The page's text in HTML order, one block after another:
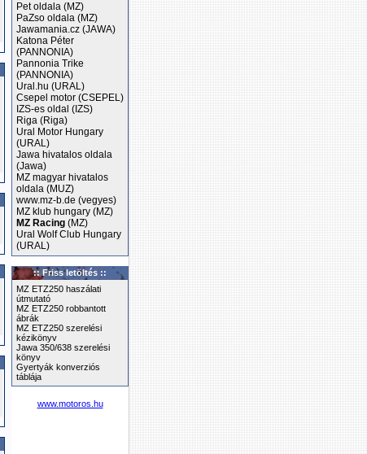
Pet oldala (MZ)
PaZso oldala (MZ)
Jawamania.cz (JAWA)
Katona Péter
(PANNONIA)
Pannonia Trike
(PANNONIA)
Ural.hu (URAL)
Csepel motor (CSEPEL)
IZS-es oldal (IZS)
Riga (Riga)
Ural Motor Hungary
(URAL)
Jawa hivatalos oldala
(Jawa)
MZ magyar hivatalos
oldala (MUZ)
www.mz-b.de (vegyes)
MZ klub hungary (MZ)
MZ Racing (MZ)
Ural Wolf Club Hungary
(URAL)
:: Friss letöltés ::
MZ ETZ250 haszálati
útmutató
MZ ETZ250 robbantott
ábrák
MZ ETZ250 szerelési
kézikönyv
Jawa 350/638 szerelési
könyv
Gyertyák konverziós
táblája
www.motoros.hu